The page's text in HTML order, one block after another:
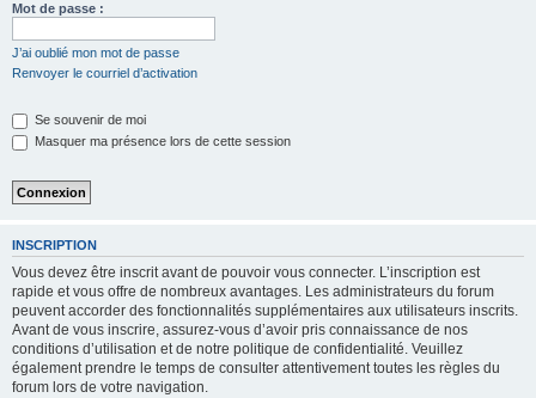
Mot de passe :
J’ai oublié mon mot de passe
Renvoyer le courriel d’activation
Se souvenir de moi
Masquer ma présence lors de cette session
INSCRIPTION
Vous devez être inscrit avant de pouvoir vous connecter. L’inscription est
rapide et vous offre de nombreux avantages. Les administrateurs du forum
peuvent accorder des fonctionnalités supplémentaires aux utilisateurs inscrits.
Avant de vous inscrire, assurez-vous d’avoir pris connaissance de nos
conditions d’utilisation et de notre politique de confidentialité. Veuillez
également prendre le temps de consulter attentivement toutes les règles du
forum lors de votre navigation.